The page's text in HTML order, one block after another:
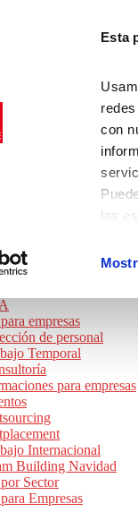
Esta
con
las
de la
· ¡APÚNTATE!
trabajo
empresas
de personal
Temporal
para empresas
Internacional
Building Navidad
Sector
Empresas